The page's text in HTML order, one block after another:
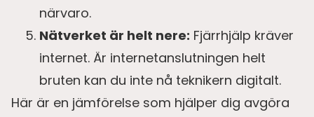
närvaro.
Nätverket är helt nere: Fjärrhjälp kräver
internet. Är internetanslutningen helt
bruten kan du inte nå teknikern digitalt.
Här är en jämförelse som hjälper dig avgöra